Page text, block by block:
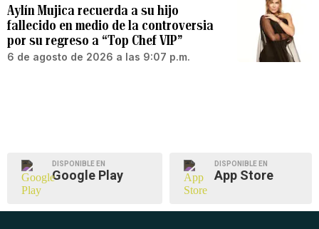
Aylín Mujica recuerda a su hijo
fallecido en medio de la controversia
por su regreso a “Top Chef VIP”
6 de agosto de 2026 a las 9:07 p.m.
DISPONIBLE EN
Google Play
DISPONIBLE EN
App Store